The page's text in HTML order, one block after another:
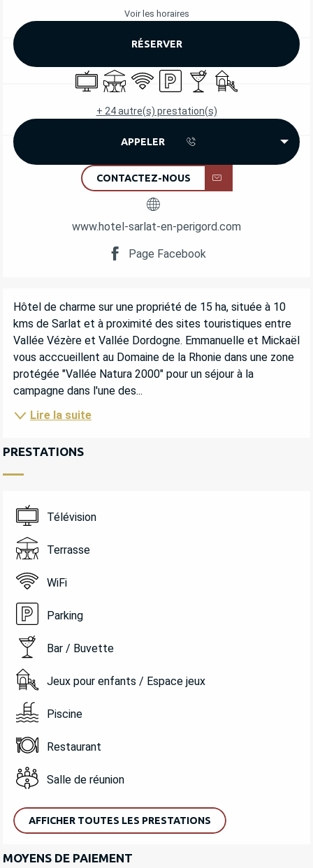
Voir les horaires
RÉSERVER
TélévisionTerrasse
WiFi ParkingBar / Buvette
Jeux pour enfants /
+ 24 autre(s) prestation(s)
APPELER
CONTACTEZ-NOUS
www.hotel-sarlat-en-perigord.com
Page Facebook
DESCRIPTION
Hôtel de charme sur une propriété de 15 ha, située à 10
kms de Sarlat et à proximité des sites touristiques entre
Vallée Vézère et Vallée Dordogne. Emmanuelle et Mickaël
vous acccueillent au Domaine de la Rhonie dans une zone
protégée "Vallée Natura 2000" pour un séjour à la
campagne dans l'une des...
Lire la suite
PRESTATIONS
Télévision
Terrasse
WiFi
Parking
Bar / Buvette
Jeux pour enfants / Espace jeux
Piscine
Restaurant
Salle de réunion
AFFICHER TOUTES LES PRESTATIONS
MOYENS DE PAIEMENT